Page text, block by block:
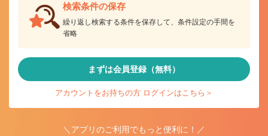
検索条件の保存
繰り返し検索する条件を保存して、条件設定の手間を
省略
まずは会員登録（無料）
アカウントをお持ちの方 ログインはこちら＞
＼アプリのご利用でもっと便利に！／